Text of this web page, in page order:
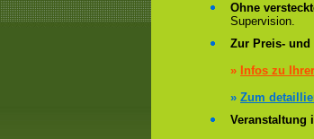
Ohne
Supervision.
Zur Preis- und
» Infos zu
» Zum
Veranstaltung